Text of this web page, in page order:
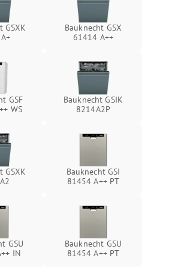
GSXK
Bauknecht GSX
61414 A++
GSF
WS
Bauknecht GSIK
8214A2P
GSXK
Bauknecht GSI
81454 A++ PT
GSU
IN
Bauknecht GSU
81454 A++ PT